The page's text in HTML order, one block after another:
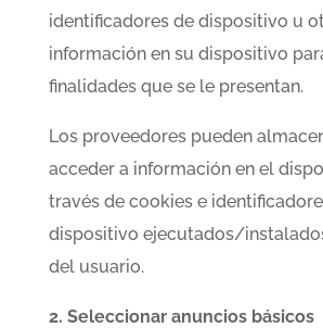
identificadores de dispositivo u
información en su dispositivo
finalidades que se le presentan.
Los proveedores pueden
acceder a información en el
través de cookies e
dispositivo ejecutados/
del usuario.
2. Seleccionar anuncios básicos